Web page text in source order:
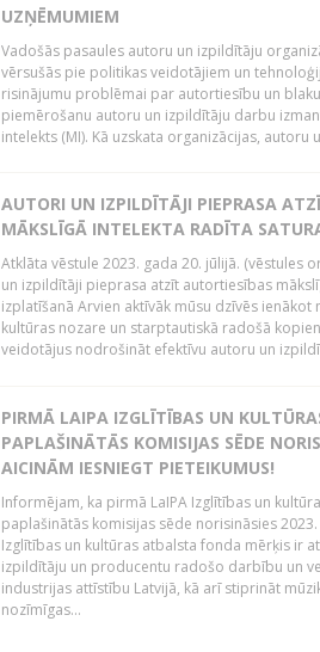
UZŅĒMUMIEM
Vadošās pasaules autoru un izpildītāju
vērsušās pie politikas veidotājiem un
risinājumu problēmai par autortiesību un
piemērošanu autoru un izpildītāju darbu
intelekts (MI). Kā uzskata organizācijas, autoru
AUTORI UN IZPILDĪTĀJI PIEPRASA
MĀKSLĪGĀ INTELEKTA RADĪTA
Atklāta vēstule 2023. gada 20. jūlijā. (vēstules
un izpildītāji pieprasa atzīt autortiesības
izplatīšanā Arvien aktīvāk mūsu dzīvēs ienākot
kultūras nozare un starptautiskā radošā
veidotājus nodrošināt efektīvu autoru un
PIRMĀ LAIPA IZGLĪTĪBAS UN
PAPLAŠINĀTĀS KOMISIJAS SĒDE
AICINĀM IESNIEGT PIETEIKUMUS!
Informējam, ka pirmā LaIPA Izglītības un
paplašinātās komisijas sēde norisināsies 2023.
Izglītības un kultūras atbalsta fonda mērķis ir
izpildītāju un producentu radošo darbību un
industrijas attīstību Latvijā, kā arī stiprināt
nozīmīgas...